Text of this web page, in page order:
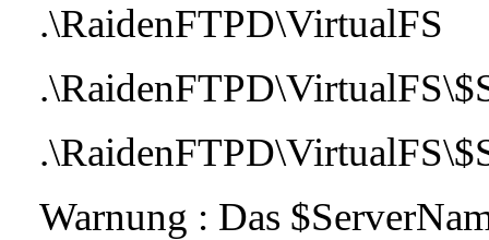
.\RaidenFTPD\VirtualFS
Warnung : Das